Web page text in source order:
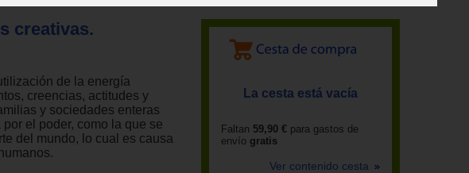
creativas.
de la energía
creencias, actitudes y
y sociedades enteras
el poder, como la que se
del mundo, lo cual es causa
La cesta está vacía
Faltan 59,90 € para gastos de
envío gratis
Ver contenido cesta